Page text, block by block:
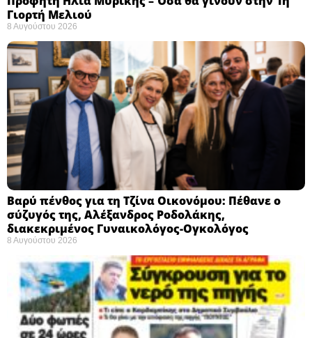
Γιορτή Μελιού
8 Αυγούστου 2026
Βαρύ πένθος για τη Τζίνα Οικονόμου: Πέθανε ο
σύζυγός της, Αλέξανδρος Ροδολάκης,
διακεκριμένος Γυναικολόγος-Ογκολόγος
8 Αυγούστου 2026